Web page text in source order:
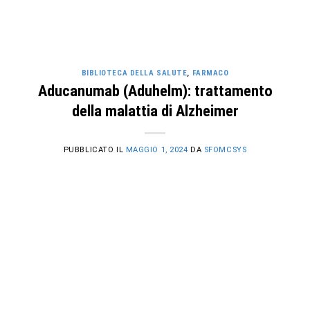
BIBLIOTECA DELLA SALUTE, FARMACO
Aducanumab (Aduhelm): trattamento
della malattia di Alzheimer
PUBBLICATO IL MAGGIO 1, 2024 DA SFOMCSYS